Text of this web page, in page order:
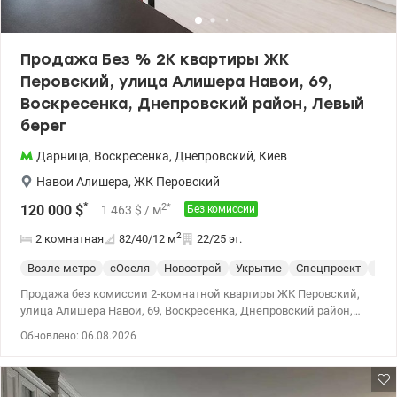
метро Дарница пешком 20 мин., остановка общественного
транспорта возле дома – на первых этажах ЖК и рядом есть все
центр, кафе и рестораны, аптеки, городская больница и т.д. –
парк «Победа», прогулочные зоны, озера – школы и детские
сады в пешей доступности; детские игровые площадки .
Звоните (или пишите Viber/Telegram) для предварительной
записи на просмотр. Без комиссии для покупателя. Цена 120
000 у.е. Марина, тел.: 063 392 35 35 valion.ua/1151199
Продажа Без % 2К квартиры ЖК
Перовский, улица Алишера Навои, 69,
Воскресенка, Днепровский район, Левый
берег
Дарница, Воскресенка, Днепровский, Киев
Навои Алишера, ЖК Перовский
120 000 $* 1 463 $ / м2* Без комиссии
2 комнатная 82/40/12 м2 22/25 эт.
Возле метро єОселя Новострой Укрытие Спецпроект
Продажа без комиссии 2-комнатной квартиры ЖК Перовский,
улица Алишера Навои, 69, Воскресенка, Днепровский район,
Пространство и комфорт – идеальный вариант для семьи: – 2
Обновлено: 06.08.2026